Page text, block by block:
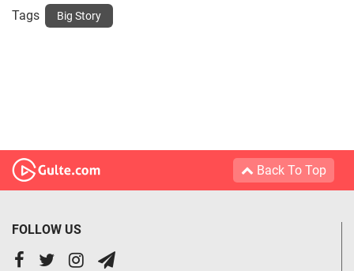
Tags Big Story
Back To Top
FOLLOW US